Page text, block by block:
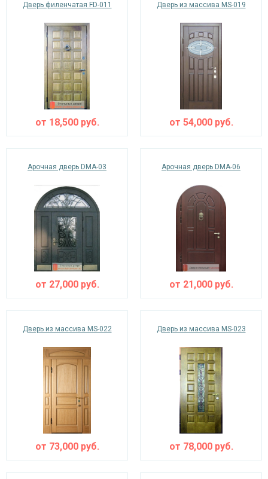
Контакты
Ежедневно с 08:00 до 24:00
+7 (495) 409-24-70
Дверь филенчатая FD-011
от 18,500руб.
Дверь из массива MS-019
от 54,000руб.
Арочная дверь DMA-03
от 27,000руб.
Арочная дверь DMA-06
от 21,000руб.
Дверь из массива MS-022
от 73,000руб.
Дверь из массива MS-023
от 78,000руб.